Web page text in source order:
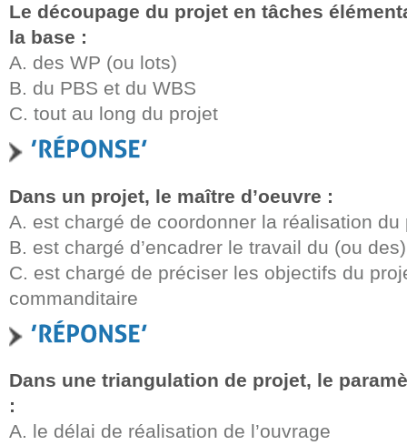
Le découpage du projet en tâches
la base :
A. des WP (ou lots)
B. du PBS et du WBS
C. tout au long du projet
Dans un projet, le maître d’oeuvre :
A. est chargé de coordonner la réalisation du
B. est chargé d’encadrer le travail du (ou
C. est chargé de préciser les objectifs du
commanditaire
Dans une triangulation de projet, le
:
A. le délai de réalisation de l’ouvrage